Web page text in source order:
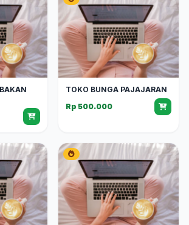
TOKO BUNGA PAJAJARAN
Rp 500.000